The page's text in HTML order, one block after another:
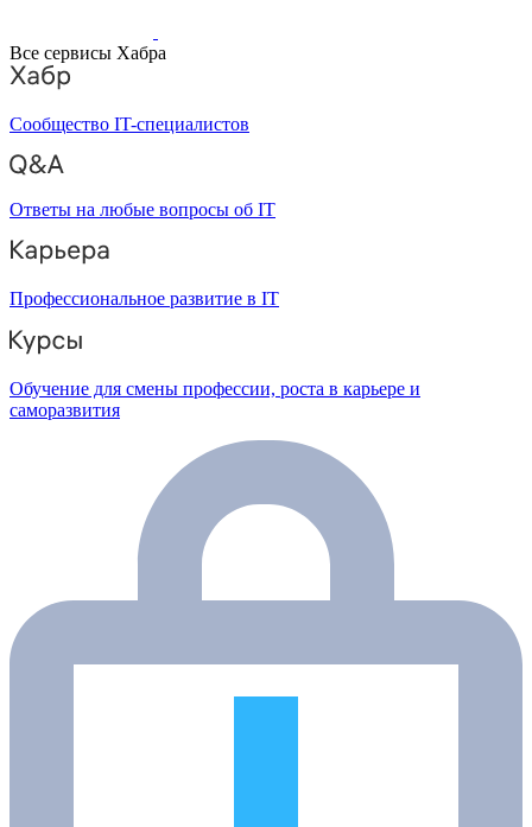
Все сервисы Хабра
Сообщество IT-специалистов
Ответы на любые вопросы об IT
Профессиональное развитие в IT
Обучение для смены профессии, роста в карьере и
саморазвития